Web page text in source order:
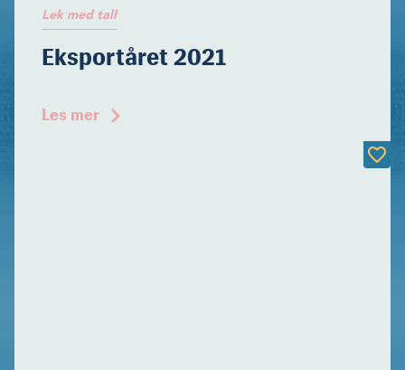
Lek med tall
Eksportåret 2021
Les mer